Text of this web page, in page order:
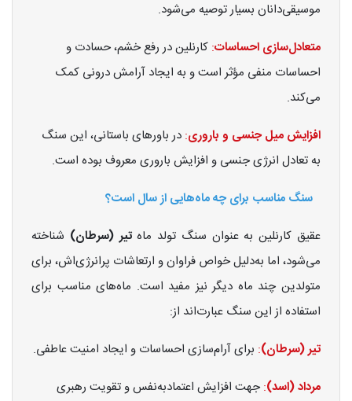
موسیقی‌دانان بسیار توصیه می‌شود.
متعادل‌سازی احساسات: کارنلین در رفع خشم، حسادت و
احساسات منفی مؤثر است و به ایجاد آرامش درونی کمک
می‌کند.
افزایش میل جنسی و باروری: در باورهای باستانی، این سنگ
به تعادل انرژی جنسی و افزایش باروری معروف بوده است.
سنگ مناسب برای چه ماه‌هایی از سال است؟
عقیق کارنلین به عنوان سنگ تولد ماهتیر (سرطان) شناخته
می‌شود، اما به‌دلیل خواص فراوان و ارتعاشات پرانرژی‌اش، برای
متولدین چند ماه دیگر نیز مفید است. ماه‌های مناسب برای
استفاده از این سنگ عبارت‌اند از:
تیر (سرطان): برای آرام‌سازی احساسات و ایجاد امنیت عاطفی.
مرداد (اسد): جهت افزایش اعتمادبه‌نفس و تقویت رهبری